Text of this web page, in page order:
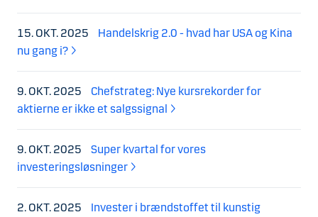
15. OKT. 2025
Handelskrig 2.0 - hvad har USA og Kina
nu gang i?
9. OKT. 2025
Chefstrateg: Nye kursrekorder for
aktierne er ikke et salgssignal
9. OKT. 2025
Super kvartal for vores
investeringsløsninger
2. OKT. 2025
Invester i brændstoffet til kunstig